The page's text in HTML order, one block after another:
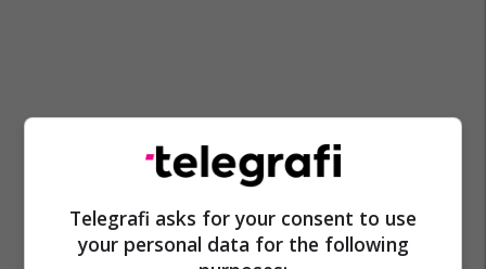
Telegrafi asks for your consent to use
your personal data for the following